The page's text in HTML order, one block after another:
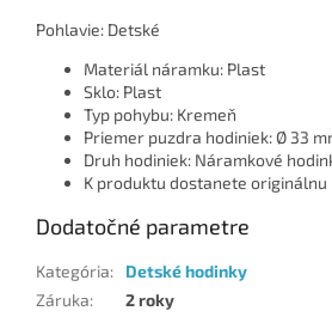
Pohlavie: Detské
Materiál náramku: Plast
Sklo: Plast
Typ pohybu: Kremeň
Priemer puzdra hodiniek: Ø 33
Druh hodiniek: Náramkové
K produktu dostanete originálnu
Dodatočné parametre
Kategória:
Detské hodinky
Záruka:
2 roky